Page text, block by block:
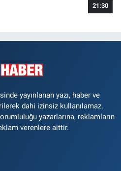
21:30
yayınlanan yazı, haber ve
dahi izinsiz kullanılamaz.
yazarlarına, reklamların
verenlere aittir.